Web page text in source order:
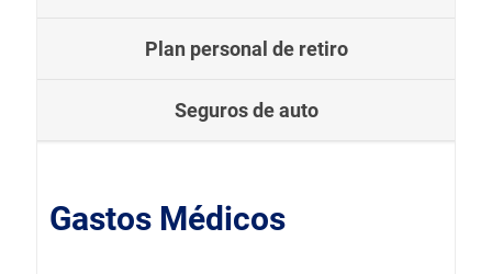
Plan personal de retiro
Seguros de auto
Gastos Médicos